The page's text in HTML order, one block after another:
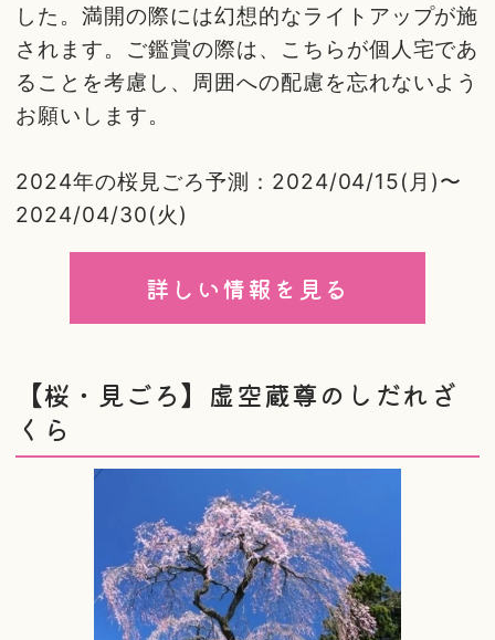
した。満開の際には幻想的なライトアップが施
されます。ご鑑賞の際は、こちらが個人宅であ
ることを考慮し、周囲への配慮を忘れないよう
お願いします。
2024年の桜見ごろ予測：2024/04/15(月)〜
2024/04/30(火)
詳しい情報を見る
【桜・見ごろ】虚空蔵尊のしだれざ
くら